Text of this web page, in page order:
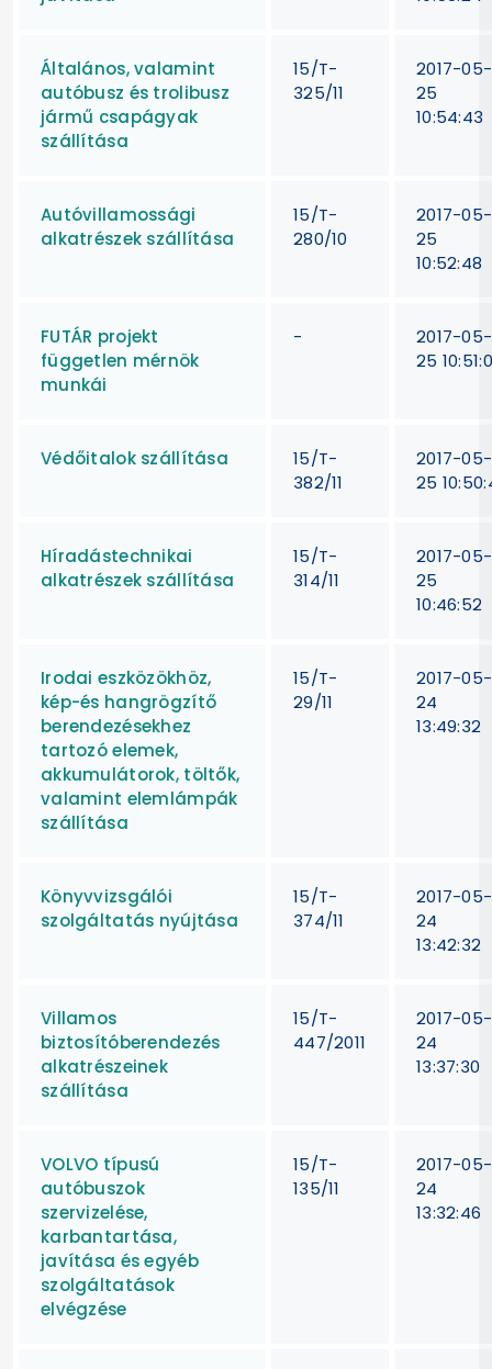
Általános, valamint
autóbusz és trolibusz
jármű csapágyak
szállítása
15/T-
325/11
2017-05-
25
10:54:43
Autóvillamossági
alkatrészek szállítása
15/T-
280/10
2017-05-
25
10:52:48
FUTÁR projekt
független mérnök
munkái
-
2017-05-
25
Védőitalok szállítása
15/T-
382/11
2017-05-
25
Híradástechnikai
alkatrészek szállítása
15/T-
314/11
2017-05-
25
10:46:52
Irodai eszközökhöz,
kép-és hangrögzítő
berendezésekhez
tartozó elemek,
akkumulátorok, töltők,
valamint elemlámpák
szállítása
15/T-
29/11
2017-05-
24
13:49:32
Könyvvizsgálói
szolgáltatás nyújtása
15/T-
374/11
2017-05-
24
13:42:32
Villamos
biztosítóberendezés
alkatrészeinek
szállítása
15/T-
447/2011
2017-05-
24
13:37:30
VOLVO típusú
autóbuszok
szervizelése,
karbantartása,
javítása és egyéb
szolgáltatások
elvégzése
15/T-
135/11
2017-05-
24
13:32:46